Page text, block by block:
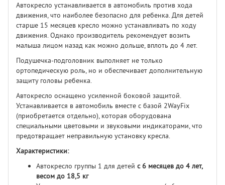
Автокресло устанавливается в автомобиль против хода
движения, что наиболее безопасно для ребенка. Для детей
старше 15 месяцев кресло можно устанавливать по ходу
движения. Однако производитель рекомендует возить
малыша лицом назад как можно дольше, вплоть до 4 лет.
Подушечка-подголовник выполняет не только
ортопедическую роль, но и обеспечивает дополнительную
защиту головы ребенка.
Автокресло оснащено усиленной боковой защитой.
Устанавливается в автомобиль вместе с базой 2WayFix
(приобретается отдельно), которая оборудована
специальными цветовыми и звуковыми индикаторами, что
предотвращает неправильную установку кресла.
Характеристики:
Автокресло группы 1 для детей с 6 месяцев до 4 лет,
весом до 18,5 кг